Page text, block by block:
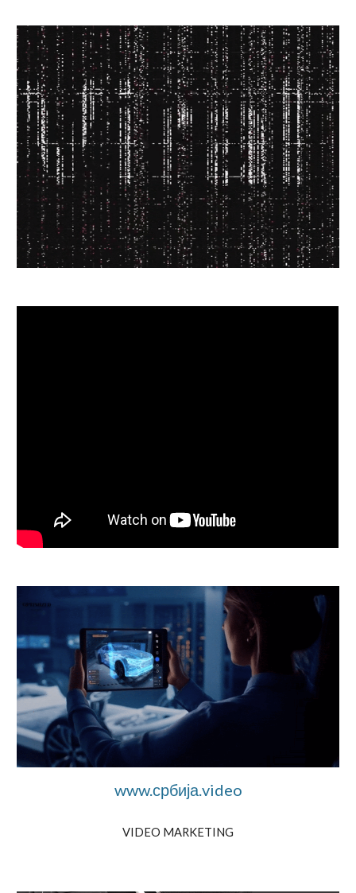
www.србија.video
VIDEO MARKETING